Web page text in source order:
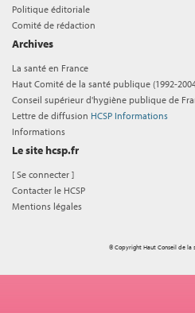
Politique éditoriale
Comité de rédaction
Archives
La santé en France
Haut Comité de la santé publique (1992-
Conseil supérieur d'hygiène publique de
Lettre de diffusion HCSP Informations
Informations
Le site hcsp.fr
[Se connecter ]
Contacter le HCSP
Mentions légales
© Copyright Haut Conseil de la